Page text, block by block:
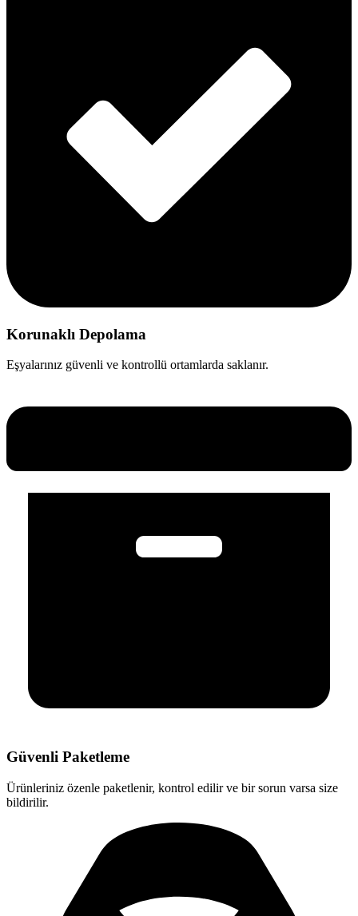
Korunaklı Depolama
Eşyalarınız güvenli ve kontrollü ortamlarda saklanır.
Güvenli Paketleme
Ürünleriniz özenle paketlenir, kontrol edilir ve bir sorun varsa size
bildirilir.